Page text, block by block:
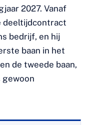
2027. Vanaf
deeltijdcontract
bedrijf, en hij
baan in het
de tweede baan,
gewoon